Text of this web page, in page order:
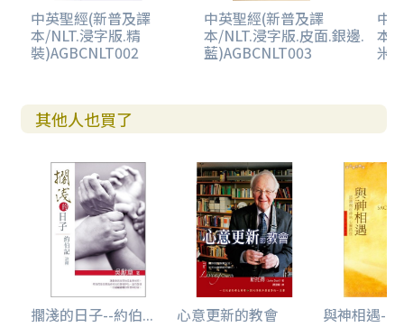
中英聖經(新普及譯
本/NLT.浸字版.精
裝)AGBCNLT002
中英聖經(新普及譯
本/NLT.浸字版.皮面.銀邊.
藍)AGBCNLT003
中
本/
米
其他人也買了
擱淺的日子--約伯... 心意更新的教會 與神相遇--